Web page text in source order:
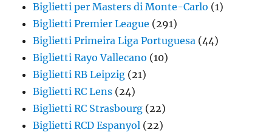
Biglietti per Masters di Monte-Carlo (1)
Biglietti Premier League (291)
Biglietti Primeira Liga Portuguesa (44)
Biglietti Rayo Vallecano (10)
Biglietti RB Leipzig (21)
Biglietti RC Lens (24)
Biglietti RC Strasbourg (22)
Biglietti RCD Espanyol (22)